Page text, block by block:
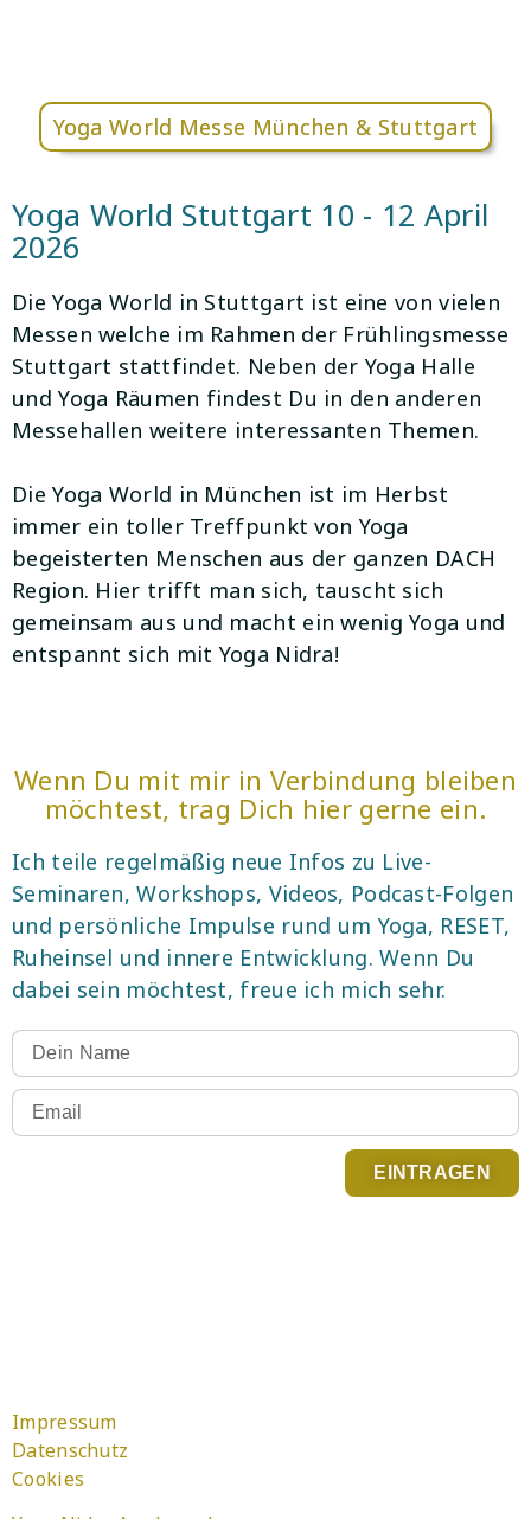
Yoga World Messe München & Stuttgart
Yoga World Stuttgart 10 - 12 April
2026
Die Yoga World in Stuttgart ist eine von vielen
Messen welche im Rahmen der Frühlingsmesse
Stuttgart stattfindet. Neben der Yoga Halle
und Yoga Räumen findest Du in den anderen
Messehallen weitere interessanten Themen.
Die Yoga World in München ist im Herbst
immer ein toller Treffpunkt von Yoga
begeisterten Menschen aus der ganzen DACH
Region. Hier trifft man sich, tauscht sich
gemeinsam aus und macht ein wenig Yoga und
entspannt sich mit Yoga Nidra!
Wenn Du mit mir in Verbindung bleiben
möchtest, trag Dich hier gerne ein.
Ich teile regelmäßig neue Infos zu Live-
Seminaren, Workshops, Videos, Podcast-Folgen
und persönliche Impulse rund um Yoga, RESET,
Ruheinsel und innere Entwicklung. Wenn Du
dabei sein möchtest, freue ich mich sehr.
EINTRAGEN
Impressum
Datenschutz
Cookies